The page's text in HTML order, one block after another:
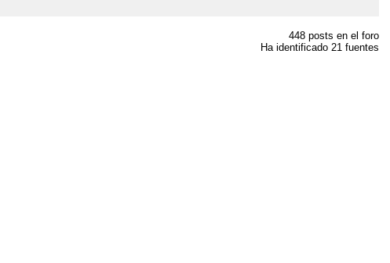
448 posts en el foro
Ha identificado 21 fuentes